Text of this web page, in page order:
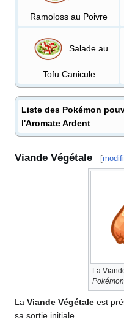
Ramoloss au Poivre
Salade au
Tofu Canicule
Liste des Pokémon
l'Aromate Ardent
Viande Végétale [
La
La Viande Végétale est
sa sortie initiale.